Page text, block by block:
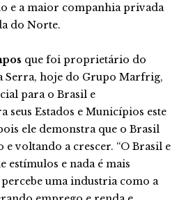
e a maior companhia privada
do Norte.
que foi proprietário do
Serra, hoje do Grupo Marfrig,
para o Brasil e
seus Estados e Municípios este
ele demonstra que o Brasil
e voltando a crescer. “O Brasil e
estímulos e nada é mais
uma industria como a